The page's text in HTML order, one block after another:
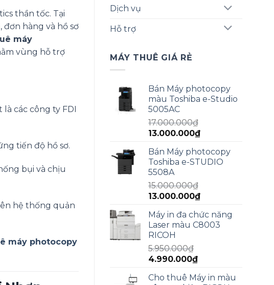
thần tốc. Tại
đơn hàng và hồ sơ
máy
vùng hỗ trợ
các công ty FDI
tiến độ hồ sơ.
bụi và chịu
hệ thống quản
máy photocopy
Dịch vụ
Hỗ trợ
MÁY THUÊ GIÁ RẺ
Bán Máy photocopy
màu Toshiba e-Studio
5005AC
17.000.000₫
Giá
là:
17.000.000₫.
13.000.000₫Giá
tại
là:
Bán Máy photocopy
Toshiba e-STUDIO
5508A
15.000.000₫
Giá
là:
15.000.000₫.
13.000.000₫Giá
tại
là:
Máy in đa chức năng
Laser màu C8003
RICOH
5.950.000₫
Giá
là:
4.990.000₫Giá
tại
Cho thuê Máy in màu